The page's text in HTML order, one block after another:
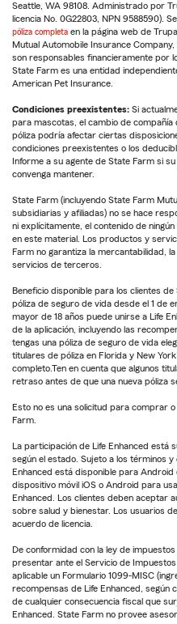
Seattle, WA 98108. Administrado por
licencia No. 0G22803, NPN 9588590).
póliza completa en la página web de
Mutual Automobile Insurance
son responsables financieramente por
State Farm es una entidad
American Pet Insurance.
Condiciones preexistentes: Si
para mascotas, el cambio de
póliza podría afectar ciertas
condiciones preexistentes o los
Informe a su agente de State Farm si
convenga mantener.
State Farm (incluyendo State Farm
subsidiarias y afiliadas) no se hace
ni explícitamente, el contenido de
en este material. Los productos y
Farm no garantiza la mercantabilidad,
servicios de terceros.
Beneficio disponible para los clientes
póliza de seguro de vida desde el 1 de
mayor de 18 años puede unirse a Life
de la aplicación, incluyendo las
tengas una póliza de seguro de vida
titulares de póliza en Florida y New
completo.Ten en cuenta que algunos
retraso antes de que una nueva póliza
Esto no es una solicitud para comprar
Farm.
La participación de Life Enhanced
según el estado. Sujeto a los términos
Enhanced está disponible para
dispositivo móvil iOS o Android para
Enhanced. Los clientes deben aceptar
sobre salud y bienestar. Los usuarios
acuerdo de licencia.
De conformidad con la ley de
presentar ante el Servicio de
aplicable un Formulario 1099-MISC
recompensas de Life Enhanced, según
de cualquier consecuencia fiscal que
Enhanced. State Farm no provee